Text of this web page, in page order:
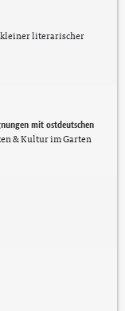
literarischer
mit ostdeutschen
& Kultur im Garten